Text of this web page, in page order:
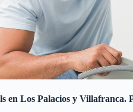
en Los Palacios y Villafranca.